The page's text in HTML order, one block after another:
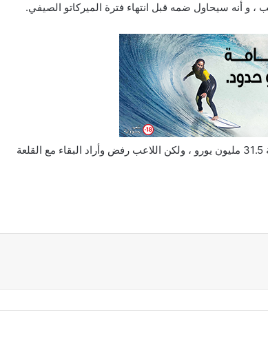
و أنه سيحاول ضمه قبل انتهاء فترة الميركاتو الصيفي.
ويذكر أن النادي الإنجليزي سبق وأن قدم عرضا بقيمة 31.5 مليون يورو ، ولكن اللاعب رفض وأراد البقاء مع القلعة